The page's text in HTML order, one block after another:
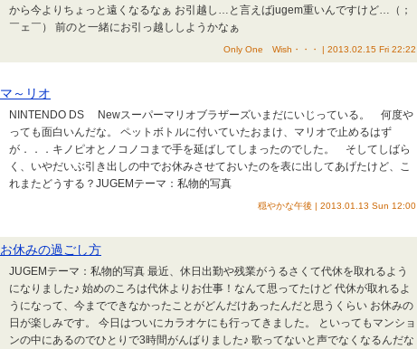
から今よりちょっと遠くなるなぁ お引越し…と言えばjugem重いんですけど…（；
￣ェ￣） 前のと一緒にお引っ越ししようかなぁ
Only One Wish・・・ | 2013.02.15 Fri 22:22
マ～リオ
NINTENDO DS Newスーパーマリオブラザーズいまだにいじっている。 何度や
っても面白いんだな。 ペットボトルに付いていたおまけ、マリオで止めるはず
が．．．キノピオとノコノコまで手を延ばしてしまったのでした。 そしてしばら
く、いやだいぶ引き出しの中でお休みさせておいたのを表に出してあげたけど、こ
れまたどうする？JUGEMテーマ：私物的写真
穏やかな午後 | 2013.01.13 Sun 12:00
お休みの過ごし方
JUGEMテーマ：私物的写真 最近、休日出勤や残業がうるさくて代休を取れるよう
になりました♪ 始めのころは代休よりお仕事！なんて思ってたけど 代休が取れるよ
うになって、今までできなかったことがどんだけあったんだと思うくらい お休みの
日が楽しみです。 今日はついにカラオケにも行ってきました。 といってもマンショ
ンの中にあるのでひとりで3時間がんばりました♪ 歌ってないと声でなくなるんだな